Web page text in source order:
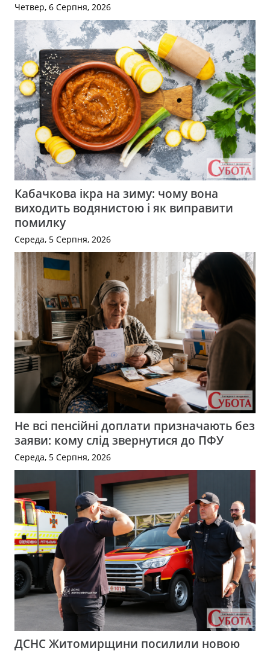
Четвер, 6 Серпня, 2026
Кабачкова ікра на зиму: чому вона
виходить водянистою і як виправити
помилку
Середа, 5 Серпня, 2026
Не всі пенсійні доплати призначають без
заяви: кому слід звернутися до ПФУ
Середа, 5 Серпня, 2026
ДСНС Житомирщини посилили новою